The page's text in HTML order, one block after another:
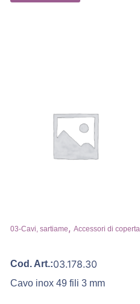
03-Cavi, sartiame, Accessori di coperta
Cod. Art.:03.178.30
Cavo inox 49 fili 3 mm